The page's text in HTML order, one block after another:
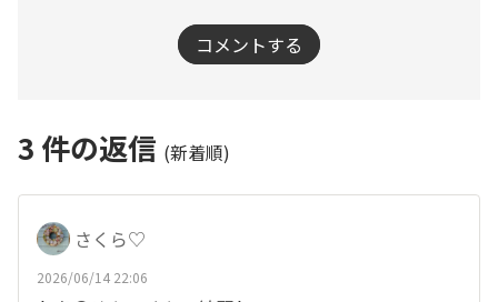
コメントする
3 件の返信 (新着順)
さくら♡
2026/06/14 22:06